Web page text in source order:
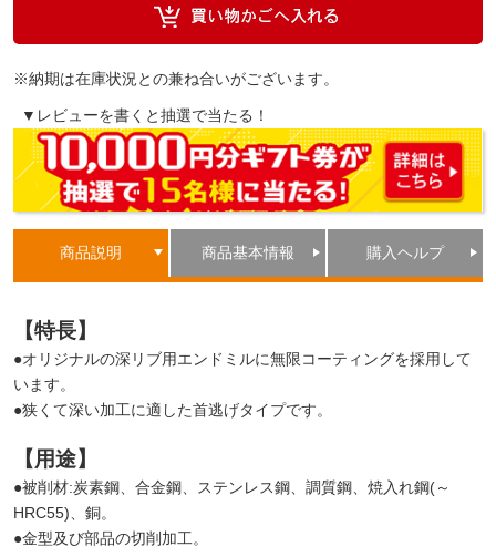
※納期は在庫状況との兼ね合いがございます。
▼レビューを書くと抽選で当たる！
商品説明 商品基本情報 購入ヘルプ
【特長】
●オリジナルの深リブ用エンドミルに無限コーティングを採用して
います。
●狭くて深い加工に適した首逃げタイプです。
【用途】
●被削材:炭素鋼、合金鋼、ステンレス鋼、調質鋼、焼入れ鋼(～
HRC55)、銅。
●金型及び部品の切削加工。